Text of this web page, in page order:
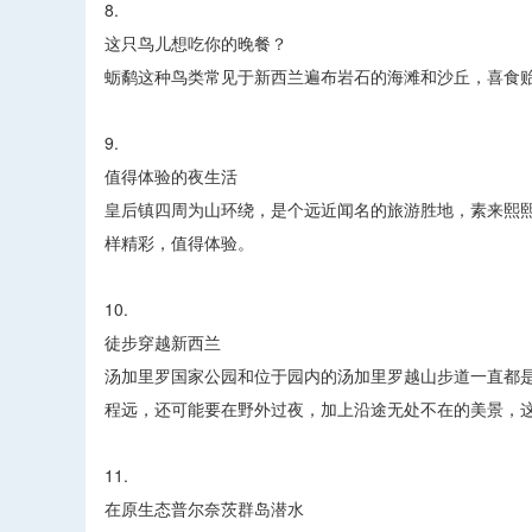
8.
这只鸟儿想吃你的晚餐？
蛎鹬这种鸟类常见于新西兰遍布岩石的海滩和沙丘，喜
9.
值得体验的夜生活
皇后镇四周为山环绕，是个远近闻名的旅游胜地，素来
样精彩，值得体验。
10.
徒步穿越新西兰
汤加里罗国家公园和位于园内的汤加里罗越山步道一直
程远，还可能要在野外过夜，加上沿途无处不在的美景，
11.
在原生态普尔奈茨群岛潜水